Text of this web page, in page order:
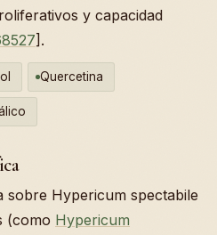
y capacidad
].
Quercetina
sobre Hypericum spectabile
(como Hypericum